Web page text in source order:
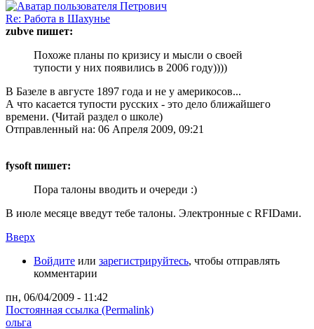
Re: Работа в Шахунье
zubve пишет:
Похоже планы по кризису и мысли о своей
тупости у них появились в 2006 году))))
В Базеле в августе 1897 года и не у америкосов...
А что касается тупости русских - это дело ближайшего
времени. (Читай раздел о школе)
Отправленный на: 06 Апреля 2009, 09:21
fysoft пишет:
Пора талоны вводить и очереди :)
В июле месяце введут тебе талоны. Электронные с RFIDами.
Вверх
Войдите или зарегистрируйтесь, чтобы отправлять
комментарии
пн, 06/04/2009 - 11:42
Постоянная ссылка (Permalink)
ольга